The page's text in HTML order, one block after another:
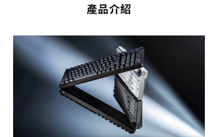
產品介紹